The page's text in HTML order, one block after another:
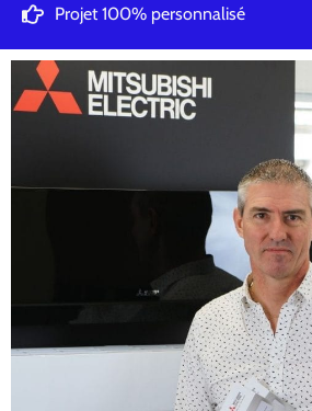
Projet 100% personnalisé